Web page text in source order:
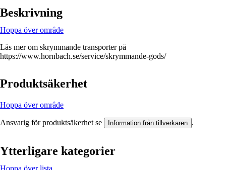
Beskrivning
Hoppa över område
Läs mer om skrymmande transporter på
https://www.hornbach.se/service/skrymmande-gods/
Produktsäkerhet
Hoppa över område
Ansvarig för produktsäkerhet se Information från tillverkaren .
Ytterligare kategorier
Hoppa över lista